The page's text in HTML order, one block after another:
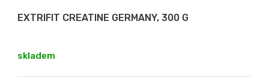
EXTRIFIT CREATINE GERMANY, 300 G
skladem